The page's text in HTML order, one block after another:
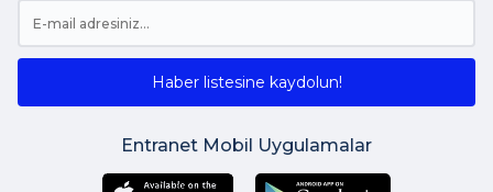
Haber listesine kaydolun!
Entranet Mobil Uygulamalar